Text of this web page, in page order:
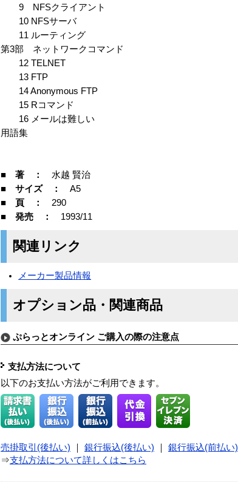
9 NFSクライアント
10 NFSサーバ
11 ルーティング
第3部 ネットワークコマンド
12 TELNET
13 FTP
14 Anonymous FTP
15 Rコマンド
16 メールは難しい
用語集
■ 著 ： 水越 賢治
■ サイズ ： A5
■ 頁 ： 290
■ 発売 ： 1993/11
関連リンク
メーカー製品情報
オプション品・関連商品
ぷらっとオンライン ご購入の際の注意点
支払方法について
以下のお支払い方法がご利用できます。
売掛取引(後払い) 銀行振込(後払い) 銀行振込(前払い)
⇒支払方法について詳しくはこちら